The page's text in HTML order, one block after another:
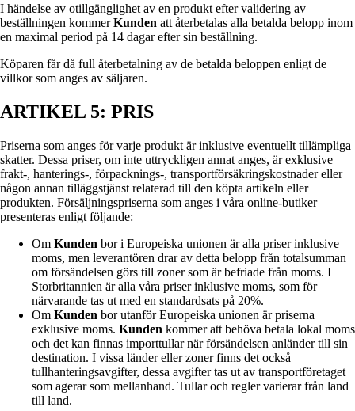
I händelse av otillgänglighet av en produkt efter validering av
beställningen kommerKunden att återbetalas alla betalda belopp inom
en maximal period på 14 dagar efter sin beställning.
Köparen får då full återbetalning av de betalda beloppen enligt de
villkor som anges av säljaren.
ARTIKEL 5: PRIS
Priserna som anges för varje produkt är inklusive eventuellt tillämpliga
skatter. Dessa priser, om inte uttryckligen annat anges, är exklusive
frakt-, hanterings-, förpacknings-, transportförsäkringskostnader eller
någon annan tilläggstjänst relaterad till den köpta artikeln eller
produkten. Försäljningspriserna som anges i våra online-butiker
presenteras enligt följande:
Om Kunden bor i Europeiska unionen är alla priser inklusive
moms, men leverantören drar av detta belopp från totalsumman
om försändelsen görs till zoner som är befriade från moms. I
Storbritannien är alla våra priser inklusive moms, som för
närvarande tas ut med en standardsats på 20%.
Om Kunden bor utanför Europeiska unionen är priserna
exklusive moms. Kunden kommer att behöva betala lokal moms
och det kan finnas importtullar när försändelsen anländer till sin
destination. I vissa länder eller zoner finns det också
tullhanteringsavgifter, dessa avgifter tas ut av transportföretaget
som agerar som mellanhand. Tullar och regler varierar från land
till land.